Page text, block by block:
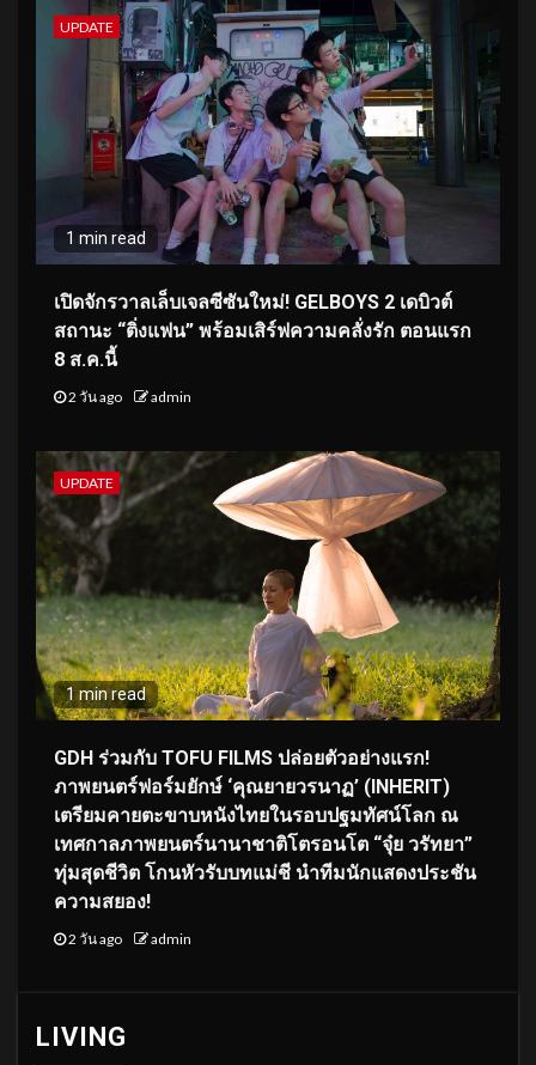
UPDATE
1 min read
เปิดจักรวาลเล็บเจลซีซันใหม่! GELBOYS 2 เดบิวต์
สถานะ “ติ่งแฟน” พร้อมเสิร์ฟความคลั่งรัก ตอนแรก
8 ส.ค.นี้
2 วัน ago admin
UPDATE
1 min read
GDH ร่วมกับ TOFU FILMS ปล่อยตัวอย่างแรก!
ภาพยนตร์ฟอร์มยักษ์ ‘คุณยายวรนาฏ’ (INHERIT)
เตรียมคายตะขาบหนังไทยในรอบปฐมทัศน์โลก ณ
เทศกาลภาพยนตร์นานาชาติโตรอนโต “จุ๋ย วรัทยา”
ทุ่มสุดชีวิต โกนหัวรับบทแม่ชี นำทีมนักแสดงประชัน
ความสยอง!
2 วัน ago admin
LIVING